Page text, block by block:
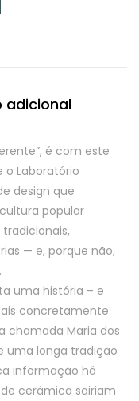
adicional
é com este
o Laboratório
design que
popular
— e, porque não,
uma história – e
concretamente
chamada Maria dos
uma longa tradição
informação há
cerâmica sairiam